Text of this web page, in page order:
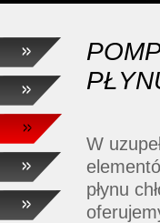
W
płynu